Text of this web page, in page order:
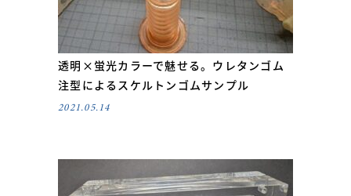
透明×蛍光カラーで魅せる。ウレタンゴム
注型によるスケルトンゴムサンプル
2021.05.14